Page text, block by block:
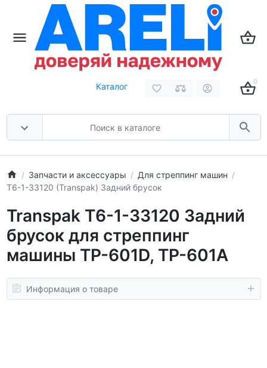
Каталог 0
Запчасти и аксессуары
Для стреппинг машин
T6-1-33120 (Transpak) Задний брусок
Transpak T6-1-33120 Задний
брусок для стреппинг
машины TP-601D, TP-601A
Информация о товаре